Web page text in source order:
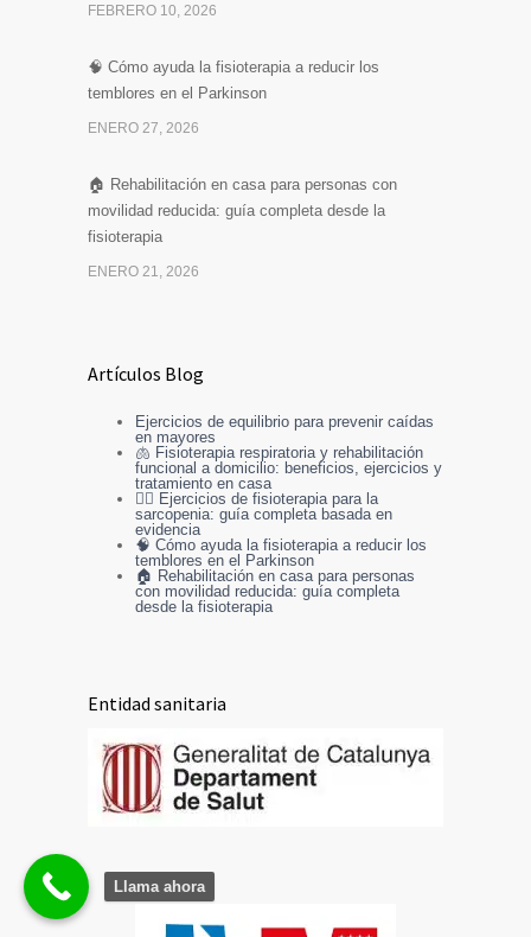
FEBRERO 10, 2026
🧠 Cómo ayuda la fisioterapia a reducir los
temblores en el Parkinson
ENERO 27, 2026
🏠 Rehabilitación en casa para personas con
movilidad reducida: guía completa desde la
fisioterapia
ENERO 21, 2026
Artículos Blog
Ejercicios de equilibrio para prevenir caídas
en mayores
🫁 Fisioterapia respiratoria y rehabilitación
funcional a domicilio: beneficios, ejercicios y
tratamiento en casa
🏋️‍♀️ Ejercicios de fisioterapia para la
sarcopenia: guía completa basada en
evidencia
🧠 Cómo ayuda la fisioterapia a reducir los
temblores en el Parkinson
🏠 Rehabilitación en casa para personas
con movilidad reducida: guía completa
desde la fisioterapia
Entidad sanitaria
Llama ahora